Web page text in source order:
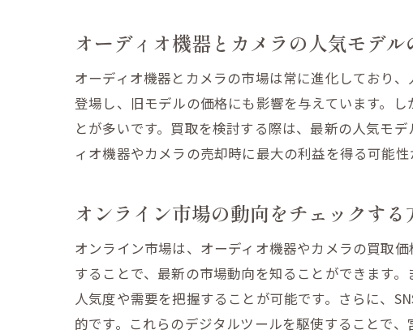
地域コミュニ
オンラインと
信頼関係を築
地元メディア
買取価格を引き上
シャッター数
長期間使用し
カメラケース
専門店でのメ
メンテナンス
オーディオ機器とカメラの人気モデル
オーディオ機器とカメラの市場は常に進化しており
登場し、旧モデルの価格にも影響を与えています。
とが多いです。買取を検討する際は、最新の人気モ
ィオ機器やカメラの売却時に最大の利益を得る可能性
オンライン市場の動向をチェックする
オンライン市場は、オーディオ機器やカメラの買取
することで、最新の市場動向を知ることができます
人気度や需要を把握することが可能です。さらに、
的です。これらのデジタルツールを駆使することで